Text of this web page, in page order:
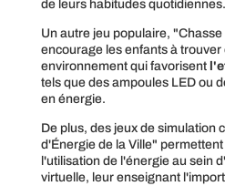
de leurs habitudes quotidiennes.
Un autre jeu populaire,
encourage les enfants à trouver
environnement qui favorisent
tels que des ampoules LED ou
en énergie.
De plus, des jeux de simulation
d'Énergie de la Ville"
l'utilisation de l'énergie au sein
virtuelle, leur enseignant